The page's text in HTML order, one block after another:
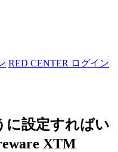
RED CENTER ログイン
に設定すればい
XTM